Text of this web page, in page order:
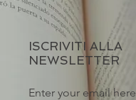
ISCRIVITI ALLA
NEWSLETTER
Enter your email here